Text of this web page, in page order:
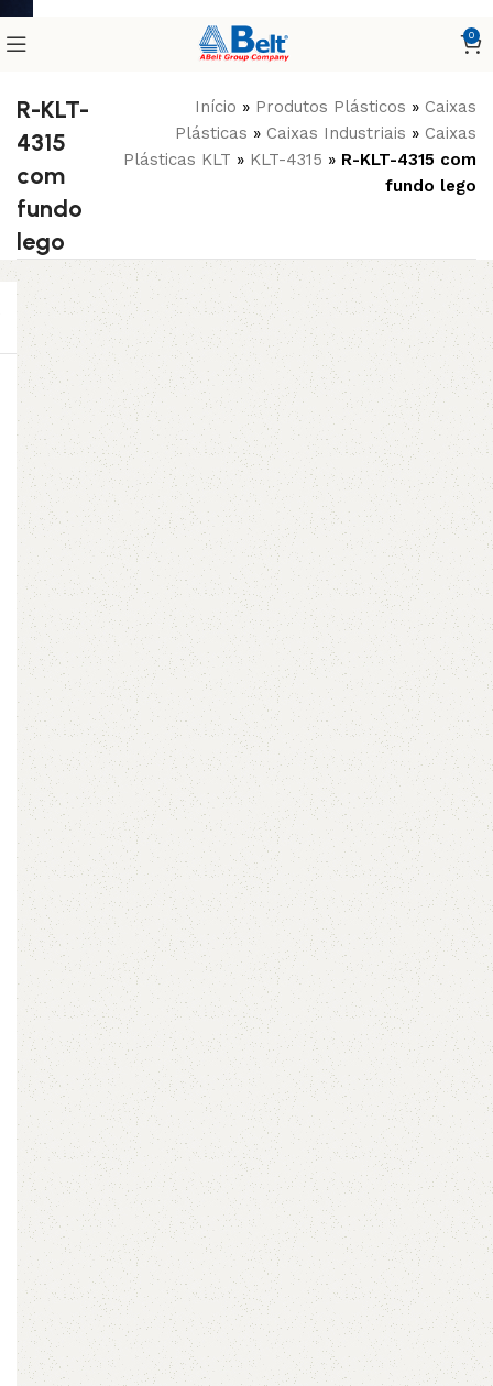
0
R-KLT-
4315
com
fundo
lego
Início » Produtos Plásticos » Caixas
Plásticas » Caixas Industriais » Caixas
Plásticas KLT » KLT-4315 » R-KLT-4315 com
fundo lego